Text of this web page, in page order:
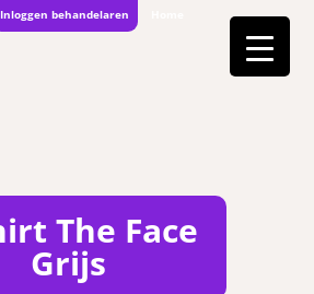
Inloggen behandelaren
The Face
Grijs